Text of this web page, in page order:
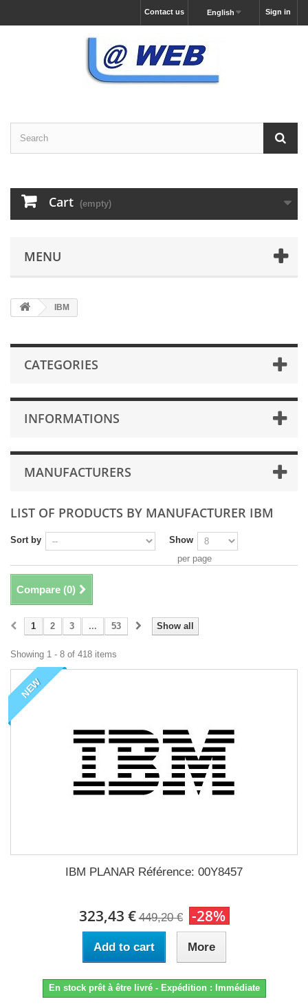
Sign in
English
Contact us
Cart (empty)
MENU
IBM
CATEGORIES
INFORMATIONS
MANUFACTURERS
LIST OF PRODUCTS BY MANUFACTURER IBM
Sort by
Show
per page
Compare (0)
Show all
1 2 3 ... 53
Showing 1 - 8 of 418 items
NEW
IBM PLANAR Référence: 00Y8457
323,43 € 449,20 € -28%
Add to cart More
En stock prêt à être livré - Expédition : Immédiate